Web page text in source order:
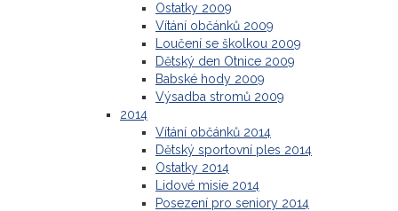
Ostatky 2009
Vítání občánků 2009
Loučení se školkou 2009
Dětský den Otnice 2009
Babské hody 2009
Výsadba stromů 2009
2014
Vítání občánků 2014
Dětský sportovní ples 2014
Ostatky 2014
Lidové misie 2014
Posezení pro seniory 2014